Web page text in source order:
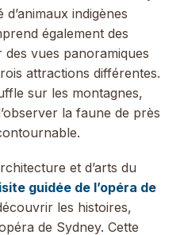
indigènes
également des
vues panoramiques
attractions différentes.
sur les montagnes,
la faune de près
et d’arts du
guidée de l’opéra de
les histoires,
de Sydney. Cette